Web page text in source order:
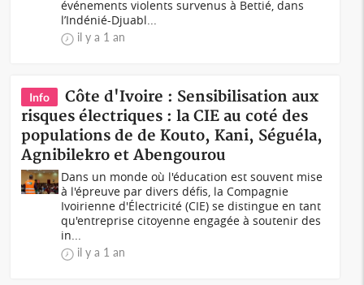
événements violents survenus à Bettié, dans
l’Indénié-Djuabl...
il y a 1 an
Info
Côte d'Ivoire : Sensibilisation aux
risques électriques : la CIE au coté des
populations de de Kouto, Kani, Séguéla,
Agnibilekro et Abengourou
Dans un monde où l'éducation est souvent mise
à l'épreuve par divers défis, la Compagnie
Ivoirienne d'Électricité (CIE) se distingue en tant
qu'entreprise citoyenne engagée à soutenir des
in...
il y a 1 an